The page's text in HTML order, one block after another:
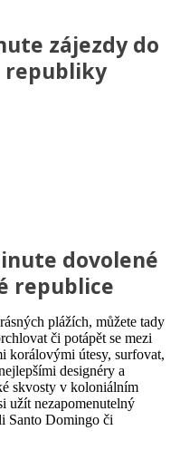
zájezdy do
republiky
dovolené
republice
plážích, můžete tady
či potápět se mezi
korálovými útesy, surfovat,
designéry a
skvosty v koloniálním
užít nezapomenutelný
Santo Domingo či